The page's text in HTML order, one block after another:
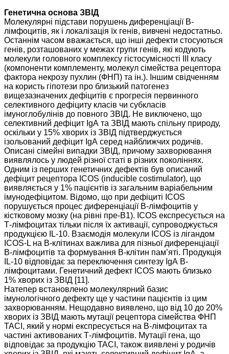
Генетична основа ЗВІД
Молекулярні підстави порушень диференціації В-
лімфоцитів, як і локалізація їх генів, вивчені недостатньо.
Останнім часом вважається, що інші дефекти стосуються
генів, розташованих у межах групи генів, які кодують
молекули головного комплексу гістосумісності ІІІ класу
(компоненти комплементу, молекул сімейства рецептора
фактора некрозу пухлин (ФНП) та ін.). Іншим свідченням
на користь гіпотези про близький патогенез
вищезазначених дефіцитів є прогресія первинного
селективного дефіциту класів чи субкласів
імуноглобулінів до повного ЗВІД. Не виключено, що
селективний дефіцит ІgА та ЗВІД мають спільну природу,
оскільки у 15% хворих із ЗВІД підтверджується
ізольований дефіцит ІgА серед найближчих родичів.
Описані сімейні випадки ЗВІД, причому захворювання
виявлялось у людей різної статі в різних поколіннях.
Одним із перших генетичних дефектів був описаний
дефіцит рецептора ІСОS (inducible costimulator), що
виявляється у 1% пацієнтів із загальним варіабельним
імунодефіцитом. Відомо, що при дефіциті ІСОS
порушується процес диференціації В-лімфоцитів у
кістковому мозку (на рівні пре-В1). ІСОS експресується на
Т-лімфоцитах тільки після їх активації, супроводжується
продукцією ІL-10. Взаємодія молекули ІСОS із лігандом
ІСОS-L на В-клітинах важлива для пізньої диференціації
В-лімфоцитів та формування В-клітин пам’яті. Продукція
ІL-10 відповідає за переключення синтезу ІgА В-
лімфоцитами. Генетичний дефект ІСОS мають близько
1% хворих із ЗВІД [11].
Натепер встановлено молекулярний базис
імунологічного дефекту ще у частини пацієнтів із цим
захворюванням. Нещодавно виявлено, що від 10 до 20%
хворих із ЗВІД мають мутації рецептора сімейства ФНП
ТАСІ, який у нормі експресується на В-лімфоцитах та
частині активованих Т-лімфоцитів. Мутації гена, що
відповідає за продукцію ТАСІ, також виявлені у родичів